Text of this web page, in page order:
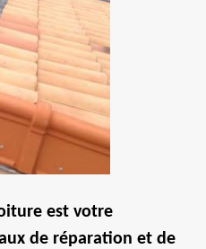
est votre
de réparation et de